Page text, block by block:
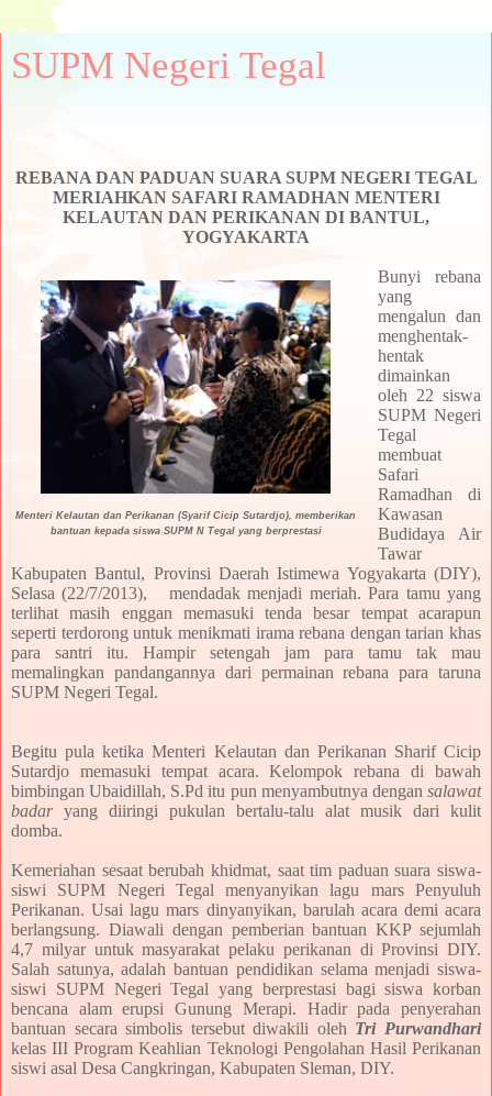
SUPM Negeri Tegal
REBANA DAN PADUAN SUARA SUPM NEGERI TEGAL
MERIAHKAN SAFARI RAMADHAN MENTERI
KELAUTAN DAN PERIKANAN DI BANTUL,
YOGYAKARTA
Menteri Kelautan dan Perikanan (Syarif Cicip Sutardjo) , memberikan
bantuan kepada siswa SUPM N Tegal yang berprestasi
Bunyi rebana
yang
mengalun dan
menghentak-
hentak
dimainkan
oleh 22 siswa
SUPM Negeri
Tegal
membuat
Safari
Ramadhan di
Kawasan
Budidaya Air
Tawar
Kabupaten Bantul, Provinsi Daerah Istimewa Yogyakarta (DIY),
Selasa (22/7/2013), mendadak menjadi meriah. Para tamu yang
terlihat masih enggan memasuki tenda besar tempat acarapun
seperti terdorong untuk menikmati irama rebana dengan tarian khas
para santri itu. Hampir setengah jam para tamu tak mau
memalingkan pandangannya dari permainan rebana para taruna
SUPM Negeri Tegal.
Begitu pula ketika Menteri Kelautan dan Perikanan Sharif Cicip
Sutardjo memasuki tempat acara. Kelompok rebana di bawah
bimbingan Ubaidillah, S.Pd itu pun menyambutnya dengan salawat
badaryang diiringi pukulan bertalu-talu alat musik dari kulit
domba.
Kemeriahan sesaat berubah khidmat, saat tim paduan suara siswa-
siswi SUPM Negeri Tegal menyanyikan lagu mars Penyuluh
Perikanan. Usai lagu mars dinyanyikan, barulah acara demi acara
berlangsung. Diawali dengan pemberian bantuan KKP sejumlah
4,7 milyar untuk masyarakat pelaku perikanan di Provinsi DIY.
Salah satunya, adalah bantuan pendidikan selama menjadi siswa-
siswi SUPM Negeri Tegal yang berprestasi bagi siswa korban
bencana alam erupsi Gunung Merapi. Hadir pada penyerahan
bantuan secara simbolis tersebut diwakili oleh Tri Purwandhari
kelas III Program Keahlian Teknologi Pengolahan Hasil Perikanan
siswi asal Desa Cangkringan, Kabupaten Sleman, DIY.